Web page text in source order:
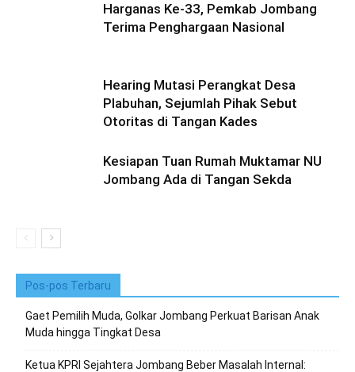
Harganas Ke-33, Pemkab Jombang
Terima Penghargaan Nasional
Hearing Mutasi Perangkat Desa
Plabuhan, Sejumlah Pihak Sebut
Otoritas di Tangan Kades
Kesiapan Tuan Rumah Muktamar NU
Jombang Ada di Tangan Sekda
Pos-pos Terbaru
Gaet Pemilih Muda, Golkar Jombang Perkuat Barisan Anak
Muda hingga Tingkat Desa
Ketua KPRI Sejahtera Jombang Beber Masalah Internal: